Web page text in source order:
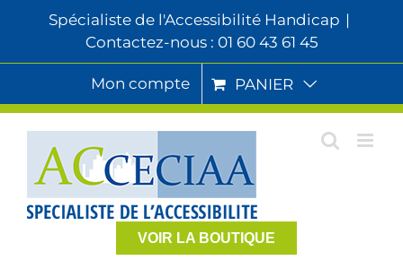
Spécialiste de l'Accessibilité Handicap |
Contactez-nous : 01 60 43 61 45
Mon compte PANIER
VOIR LA BOUTIQUE